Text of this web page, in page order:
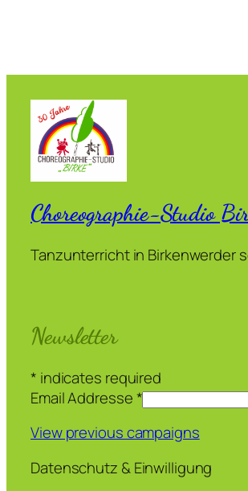
Choreographie-Studio
Tanzunterricht in Birkenwerder
Newsletter
* indicates required
Email Addresse*
View previous campaigns
Datenschutz & Einwilligung